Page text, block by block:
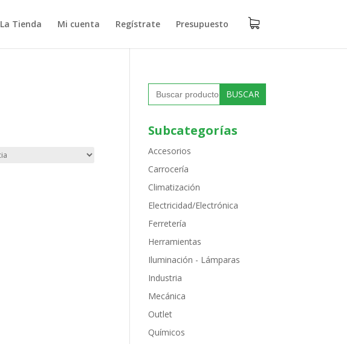
La Tienda Mi cuenta Regístrate Presupuesto
Buscar:
Subcategorías
Accesorios
Carrocería
Climatización
Electricidad/Electrónica
Ferretería
Herramientas
Iluminación - Lámparas
Industria
Mecánica
Outlet
Químicos